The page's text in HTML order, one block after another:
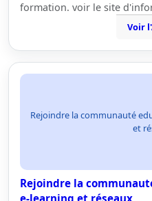
formation. voir le site
Voir
Rejoindre la communauté
et
Rejoindre la
e-learning et réseaux